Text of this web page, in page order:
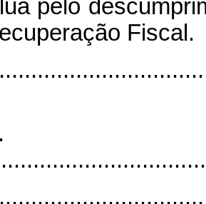
pelo
Fiscal.